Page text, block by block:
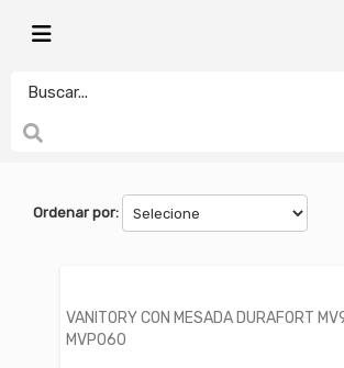
electronicamegatonesrl
Ordenar por:
VANITORY CON MESADA DURAFORT
MVP060